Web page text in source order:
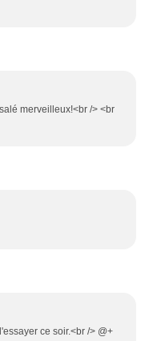
merveilleux!<br /> <br
ce soir.<br /> @+